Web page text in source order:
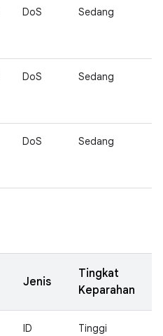
DoS Sedang
DoS Sedang
DoS Sedang
Jenis
Tingkat
Keparahan
ID Tinggi